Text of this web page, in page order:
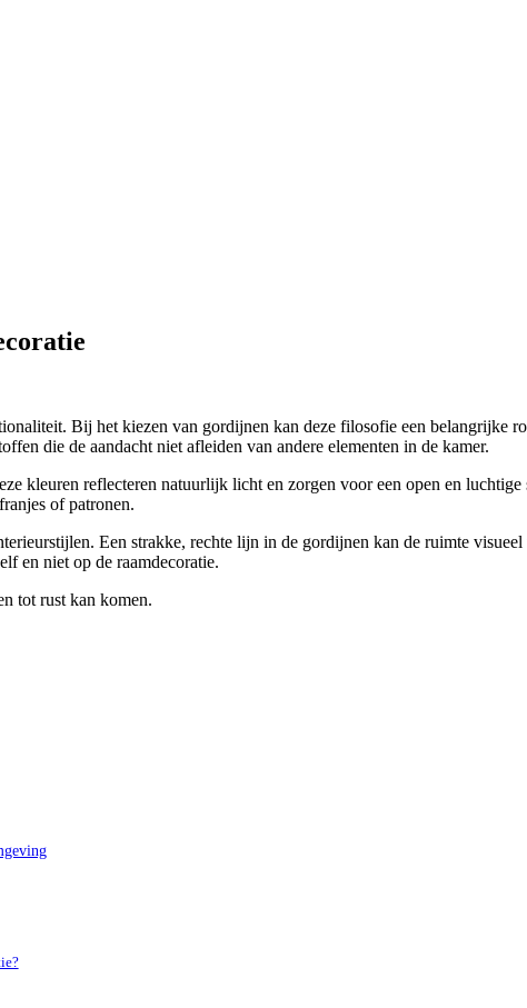
Bij het kiezen van gordijnen kan deze filosofie een belangrijke
die de aandacht niet afleiden van andere elementen in de kamer.
kleuren reflecteren natuurlijk licht en zorgen voor een open en luchtige
of patronen.
Een strakke, rechte lijn in de gordijnen kan de ruimte
en niet op de raamdecoratie.
tot rust kan komen.